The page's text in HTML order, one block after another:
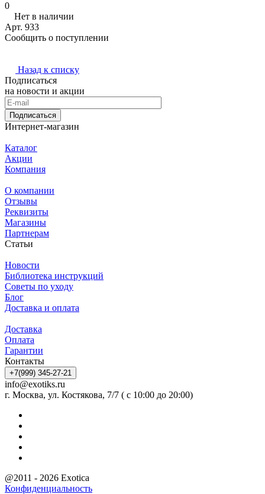
0
Нет в наличии
Арт. 933
Сообщить о поступлении
Назад к списку
Подписаться
на новости и акции
Подписаться
Интернет-магазин
Каталог
Акции
Компания
О компании
Отзывы
Реквизиты
Магазины
Партнерам
Статьи
Новости
Библиотека инструкций
Советы по уходу
Блог
Доставка и оплата
Доставка
Оплата
Гарантии
Контакты
+7(999) 345-27-21
info@exotiks.ru
г. Москва, ул. Костякова, 7/7 ( с 10:00 до 20:00)
@2011 - 2026 Exotica
Конфиденциальность